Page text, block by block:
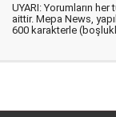
UYARI: Yorumların
aittir. Mepa News,
600 karakterle